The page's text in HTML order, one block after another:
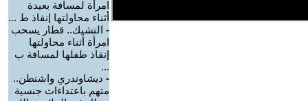
امرأة لمسافة بعيدة
أثناء محاولتها إنقاذ ط ...
- التشيك.. قطار يسحب
امرأة أثناء محاولتها
إنقاذ طفلها لمسافة ب
...
- ديشاوندري واشنطن..
متهم باعتداءات جنسية